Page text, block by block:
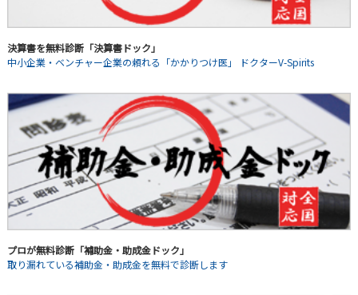
決算書を無料診断「決算書ドック」
中小企業・ベンチャー企業の頼れる「かかりつけ医」 ドクターV-Spirits
プロが無料診断「補助金・助成金ドック」
取り漏れている補助金・助成金を無料で診断します